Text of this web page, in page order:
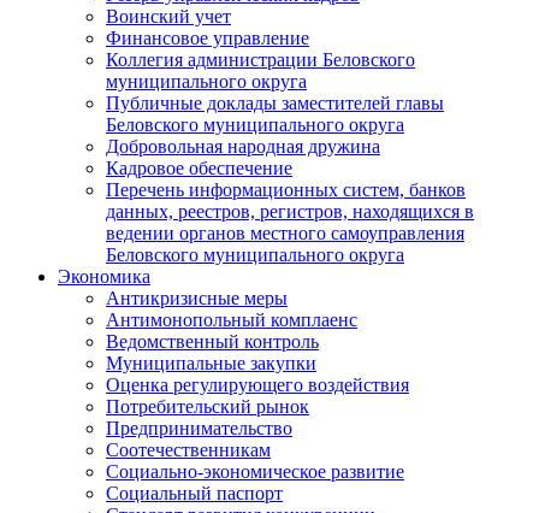
Воинский учет
Финансовое управление
Коллегия администрации Беловского
муниципального округа
Публичные доклады заместителей главы
Беловского муниципального округа
Добровольная народная дружина
Кадровое обеспечение
Перечень информационных систем, банков
данных, реестров, регистров, находящихся в
ведении органов местного самоуправления
Беловского муниципального округа
Экономика
Антикризисные меры
Антимонопольный комплаенс
Ведомственный контроль
Муниципальные закупки
Оценка регулирующего воздействия
Потребительский рынок
Предпринимательство
Соотечественникам
Социально-экономическое развитие
Социальный паспорт